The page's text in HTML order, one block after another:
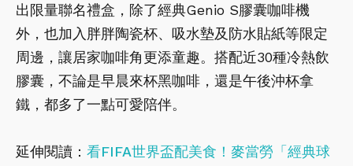
出限量聯名禮盒，除了經典Genio S膠囊咖啡機
外，也加入胖胖陶瓷杯、吸水墊及防水貼紙等限定
周邊，讓居家咖啡角更添童趣。搭配近30種冷熱飲
膠囊，不論是早晨來杯黑咖啡，還是午後沖杯拿
鐵，都多了一點可愛陪伴。
延伸閱讀： 看FIFA世界盃配美食！麥當勞「經典球